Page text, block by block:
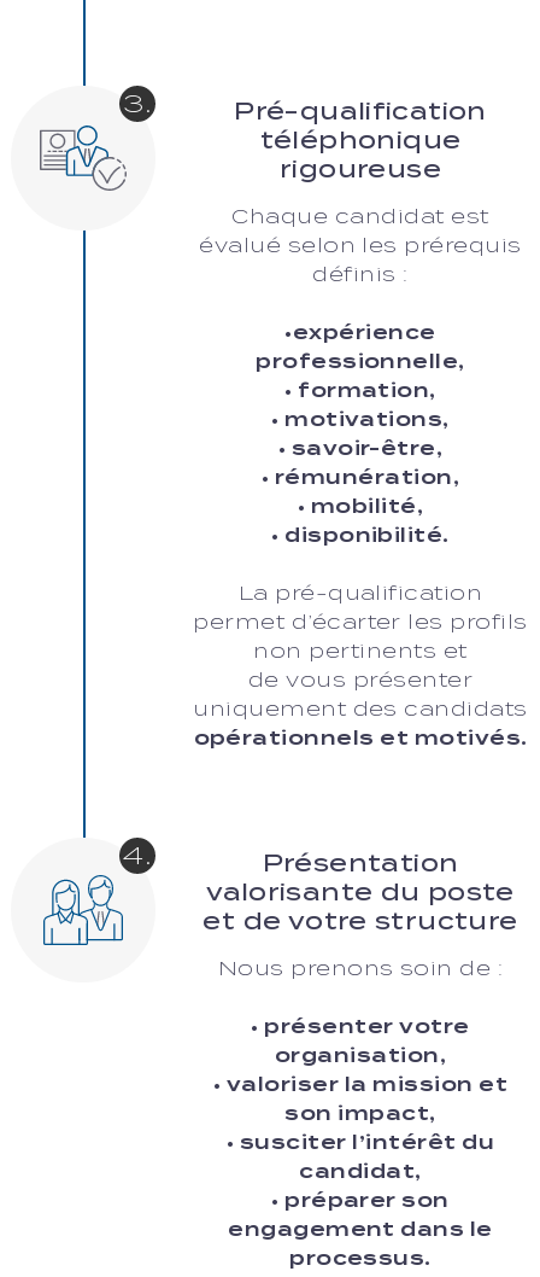
3.
Pré-qualification
téléphonique
rigoureuse
Chaque candidat est
évalué selon les prérequis
définis :
•expérience
professionnelle,
• formation,
• motivations,
• savoir-être,
• rémunération,
• mobilité,
• disponibilité.
La pré-qualification
permet d’écarter les profils
non pertinents et
de vous présenter
uniquement des candidats
opérationnels et motivés.
4.
Présentation
valorisante du poste
et de votre structure
Nous prenons soin de :
• présenter votre
organisation,
• valoriser la mission et
son impact,
• susciter l’intérêt du
candidat,
• préparer son
engagement dans le
processus.